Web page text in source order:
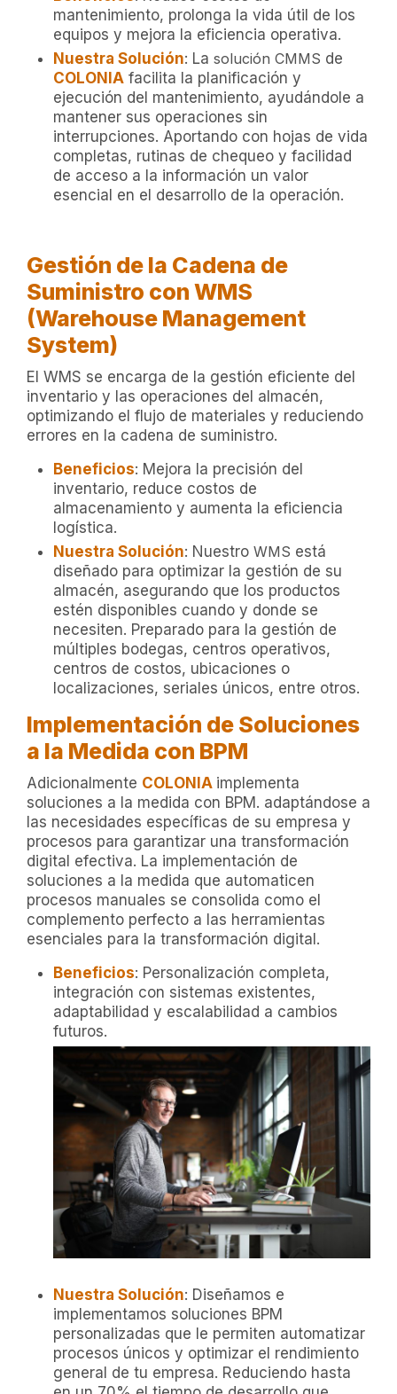
mantenimiento, prolonga la vida útil de los
equipos y mejora la eficiencia operativa.
Nuestra Solución: La solución CMMS de
COLONIA facilita la planificación y
ejecución del mantenimiento, ayudándole a
mantener sus operaciones sin
interrupciones. Aportando con hojas de vida
completas, rutinas de chequeo y facilidad
de acceso a la información un valor
esencial en el desarrollo de la operación.
Gestión de la Cadena de
Suministro con WMS
(Warehouse Management
System)
El WMS se encarga de la gestión eficiente del
inventario y las operaciones del almacén,
optimizando el flujo de materiales y reduciendo
errores en la cadena de suministro.
Beneficios: Mejora la precisión del
inventario, reduce costos de
almacenamiento y aumenta la eficiencia
logística.
Nuestra Solución: Nuestro WMS está
diseñado para optimizar la gestión de su
almacén, asegurando que los productos
estén disponibles cuando y donde se
necesiten. Preparado para la gestión de
múltiples bodegas, centros operativos,
centros de costos, ubicaciones o
localizaciones, seriales únicos, entre otros.
Implementación de Soluciones
a la Medida con BPM
Adicionalmente COLONIA implementa
soluciones a la medida con BPM. adaptándose a
las necesidades específicas de su empresa y
procesos para garantizar una transformación
digital efectiva. La implementación de
soluciones a la medida que automaticen
procesos manuales se consolida como el
complemento perfecto a las herramientas
esenciales para la transformación digital.
Beneficios: Personalización completa,
integración con sistemas existentes,
adaptabilidad y escalabilidad a cambios
futuros.
Nuestra Solución: Diseñamos e
implementamos soluciones BPM
personalizadas que le permiten automatizar
procesos únicos y optimizar el rendimiento
general de tu empresa. Reduciendo hasta